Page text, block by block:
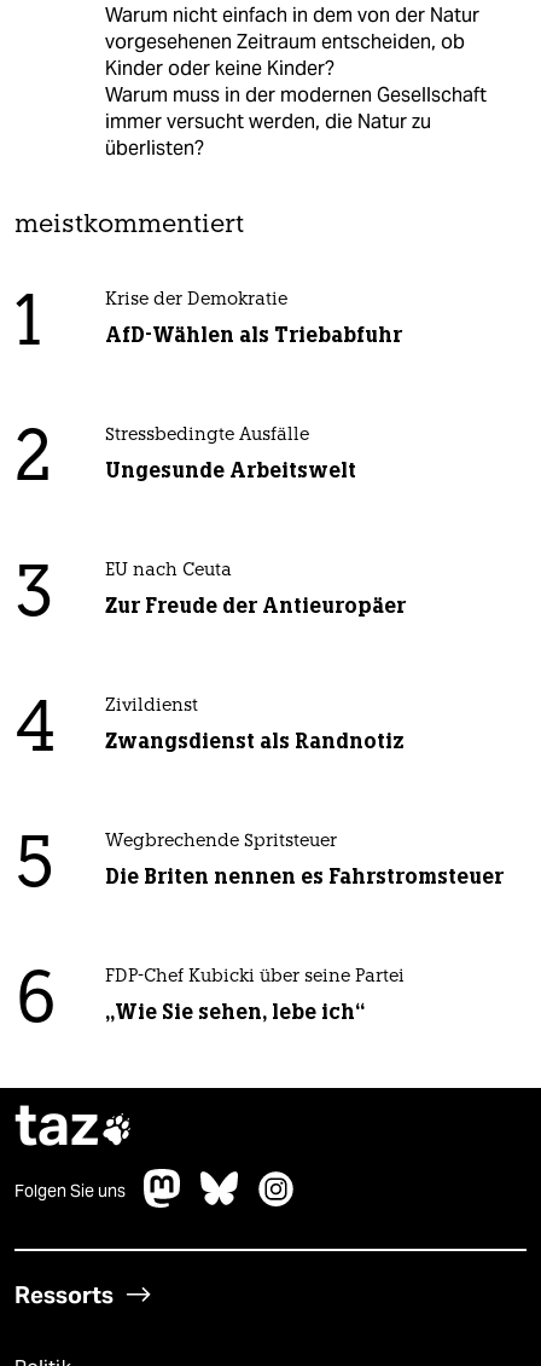
Warum nicht einfach in dem von der Natur
vorgesehenen Zeitraum entscheiden, ob
Kinder oder keine Kinder?
Warum muss in der modernen Gesellschaft
immer versucht werden, die Natur zu
überlisten?
meistkommentiert
1 Krise der Demokratie
AfD-Wählen als Triebabfuhr
2 Stressbedingte Ausfälle
Ungesunde Arbeitswelt
3 EU nach Ceuta
Zur Freude der Antieuropäer
4 Zivildienst
Zwangsdienst als Randnotiz
5 Wegbrechende Spritsteuer
Die Briten nennen es Fahrstromsteuer
6 FDP-Chef Kubicki über seine Partei
„Wie Sie sehen, lebe ich“
taz
Folgen Sie uns
Ressorts